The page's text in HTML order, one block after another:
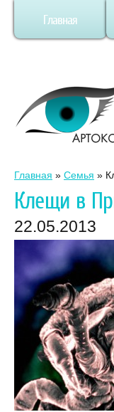
Главная
Главная » Семья »
Клещи в
22.05.2013